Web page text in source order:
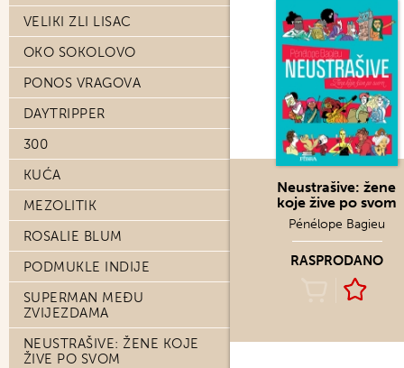
VELIKI ZLI LISAC
OKO SOKOLOVO
PONOS VRAGOVA
DAYTRIPPER
300
KUĆA
MEZOLITIK
ROSALIE BLUM
PODMUKLE INDIJE
SUPERMAN MEĐU
ZVIJEZDAMA
NEUSTRAŠIVE: ŽENE KOJE
ŽIVE PO SVOM
Neustrašive: žene
koje žive po svom
Pénélope Bagieu
RASPRODANO